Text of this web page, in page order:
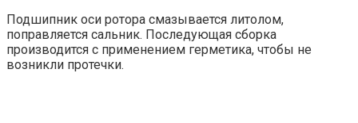
Подшипник оси ротора смазывается литолом,
поправляется сальник. Последующая сборка
производится с применением герметика, чтобы не
возникли протечки.